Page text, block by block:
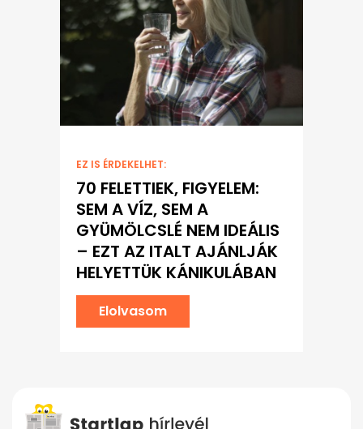
EZ IS ÉRDEKELHET:
70 FELETTIEK, FIGYELEM:
SEM A VÍZ, SEM A
GYÜMÖLCSLÉ NEM IDEÁLIS
– EZT AZ ITALT AJÁNLJÁK
HELYETTÜK KÁNIKULÁBAN
Elolvasom